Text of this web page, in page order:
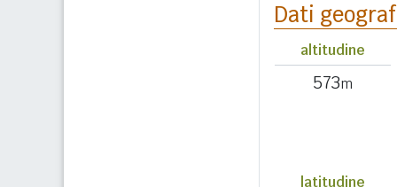
Dati
altitudine
573m
latitudine